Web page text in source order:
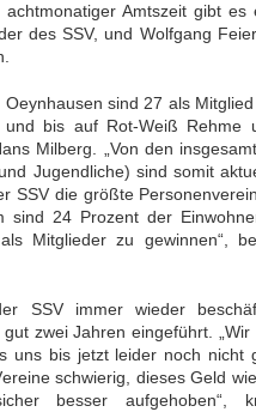
Amtszeit gibt es
des SSV, und Wolfgang
sind 27 als
bis auf Rot-Weiß Rehme
Milberg. „Von den
Jugendliche) sind somit
SSV die größte
sind 24 Prozent der
Mitglieder zu gewinnen“,
SSV immer wieder
zwei Jahren eingeführt.
uns bis jetzt leider noch nicht
schwierig, dieses Geld
besser aufgehoben“,